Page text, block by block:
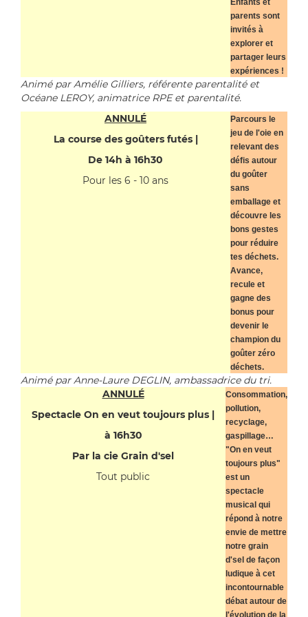
Enfants et
parents sont
invités à
explorer et
partager leurs
expériences !
Animé par Amélie Gilliers, référente parentalité et
Océane LEROY, animatrice RPE et parentalité.
ANNULÉ
La course des goûters futés |
De 14h à 16h30
Pour les 6 - 10 ans
Parcours le
jeu de l'oie en
relevant des
défis autour
du goûter
sans
emballage et
découvre les
bons gestes
pour réduire
tes déchets.
Avance,
recule et
gagne des
bonus pour
devenir le
champion du
goûter zéro
déchets.
Animé par Anne-Laure DEGLIN, ambassadrice du tri.
ANNULÉ
Spectacle On en veut toujours plus |
à 16h30
Par la cie Grain d'sel
Tout public
Consommation,
pollution,
recyclage,
gaspillage…
"On en veut
toujours plus"
est un
spectacle
musical qui
répond à notre
envie de mettre
notre grain
d'sel de façon
ludique à cet
incontournable
débat autour de
l'évolution de la